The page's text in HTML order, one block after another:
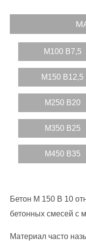
M100 B7,5
M150 B12,5
М250 В20
М350 В25
M450 B35
Бетон М 150 В 10
бетонных смесей с
Материал часто